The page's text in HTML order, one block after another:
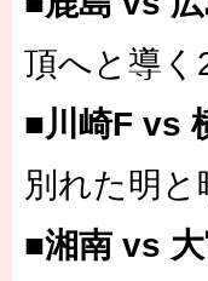
頂へと導く
■川崎F vs
別れた明
■湘南 vs